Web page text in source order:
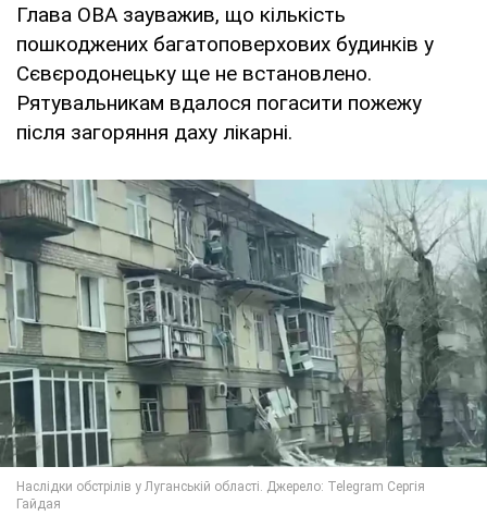
Глава ОВА зауважив, що кількість
пошкоджених багатоповерхових будинків у
Сєвєродонецьку ще не встановлено.
Рятувальникам вдалося погасити пожежу
після загоряння даху лікарні.